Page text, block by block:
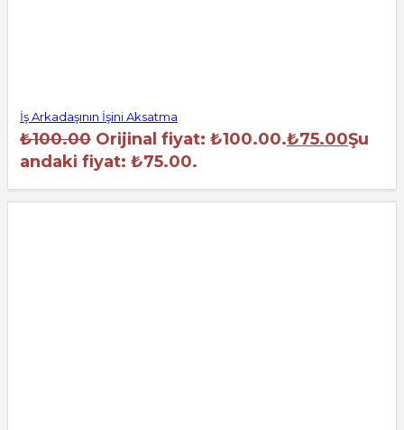
İş Arkadaşının İşini Aksatma
₺100.00 Orijinal fiyat: ₺100.00.₺75.00Şu
andaki fiyat: ₺75.00.